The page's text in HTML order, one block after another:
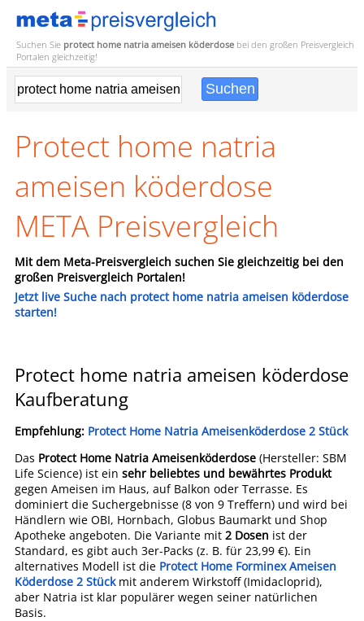
Suchen Sie protect home natria ameisen köderdose bei den großen Preisvergleich
Portalen gleichzeitig!
Protect home natria
ameisen köderdose
META Preisvergleich
Mit dem Meta-Preisvergleich suchen Sie gleichzeitig bei den
großen Preisvergleich Portalen!
Jetzt live Suche nach protect home natria ameisen köderdose
starten!
Protect home natria ameisen köderdose
Kaufberatung
Empfehlung: Protect Home Natria Ameisenköderdose 2 Stück
Das Protect Home Natria Ameisenköderdose (Hersteller: SBM
Life Science) ist ein sehr beliebtes und bewährtes Produkt
gegen Ameisen im Haus, auf Balkon oder Terrasse. Es
dominiert die Suchergebnisse (8 von 9 Treffern) und wird bei
Händlern wie OBI, Hornbach, Globus Baumarkt und Shop
Apotheke angeboten. Die Variante mit 2 Dosen ist der
Standard, es gibt auch 3er-Packs (z. B. für 23,99 €). Ein
alternatives Modell ist die Protect Home Forminex Ameisen
Köderdose 2 Stückmit anderem Wirkstoff (Imidacloprid),
aber Natria ist klar populärer wegen seiner natürlichen
Basis.